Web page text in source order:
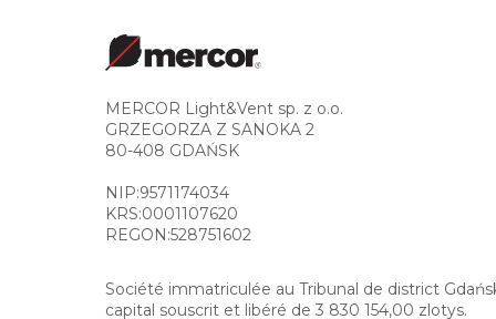
MERCOR Light&Vent sp. z o.o.
GRZEGORZA Z SANOKA 2
80-408 GDAŃSK
NIP:9571174034
KRS:0001107620
REGON:528751602
Société immatriculée au Tribunal de district
capital souscrit et libéré de 3 830 154,00 zlotys.